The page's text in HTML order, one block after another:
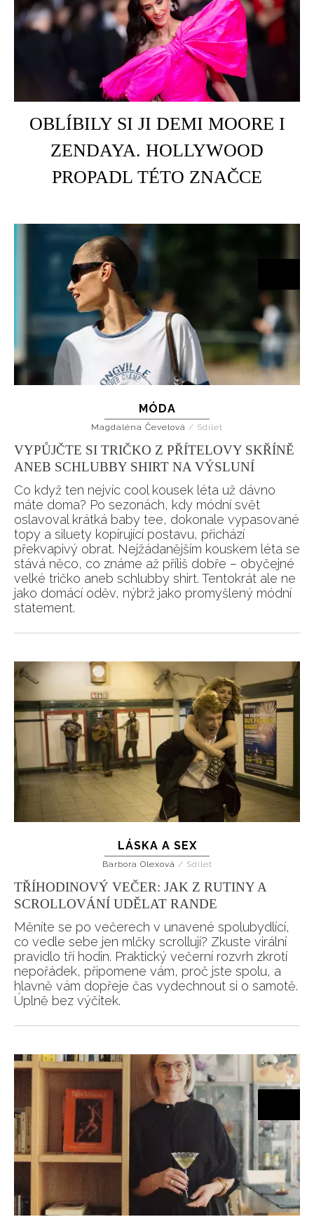
HOME
OBLÍBILY SI JI DEMI MOORE I
ZENDAYA. HOLLYWOOD
PROPADL TÉTO ZNAČCE
MÓDA
Magdaléna Čevelová / Sdílet
VYPŮJČTE SI TRIČKO Z PŘÍTELOVY SKŘÍNĚ
ANEB SCHLUBBY SHIRT NA VÝSLUNÍ
Co když ten nejvíc cool kousek léta už dávno
máte doma? Po sezonách, kdy módní svět
oslavoval krátká baby tee, dokonale vypasované
topy a siluety kopírující postavu, přichází
překvapivý obrat. Nejžádanějším kouskem léta se
stává něco, co známe až příliš dobře – obyčejné
velké tričko aneb schlubby shirt. Tentokrát ale ne
jako domácí oděv, nýbrž jako promyšlený módní
statement.
LÁSKA A SEX
Barbora Olexová / Sdílet
TŘÍHODINOVÝ VEČER: JAK Z RUTINY A
SCROLLOVÁNÍ UDĚLAT RANDE
Měníte se po večerech v unavené spolubydlící,
co vedle sebe jen mlčky scrollují? Zkuste virální
pravidlo tří hodin. Praktický večerní rozvrh zkrotí
nepořádek, připomene vám, proč jste spolu, a
hlavně vám dopřeje čas vydechnout si o samotě.
Úplně bez výčitek.